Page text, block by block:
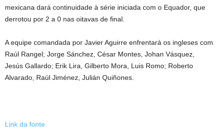
mexicana dará continuidade à série iniciada com o Equador, que
derrotou por 2 a 0 nas oitavas de final.
A equipe comandada por Javier Aguirre enfrentará os ingleses com
Raúl Rangel; Jorge Sánchez, César Montes, Johan Vásquez,
Jesús Gallardo; Erik Lira, Gilberto Mora, Luis Romo; Roberto
Alvarado, Raúl Jiménez, Julián Quiñones.
Link da fonte